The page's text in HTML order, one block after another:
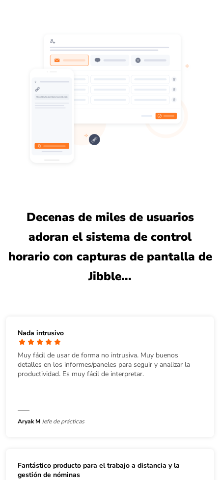
Decenas de miles de usuarios
adoran el sistema de control
horario con capturas de pantalla de
Jibble...
Nada intrusivo
Muy fácil de usar de forma no intrusiva. Muy buenos
detalles en los informes/paneles para seguir y analizar la
productividad. Es muy fácil de interpretar.
Aryak MJefe de prácticas
Fantástico producto para el trabajo a distancia y la
gestión de nóminas